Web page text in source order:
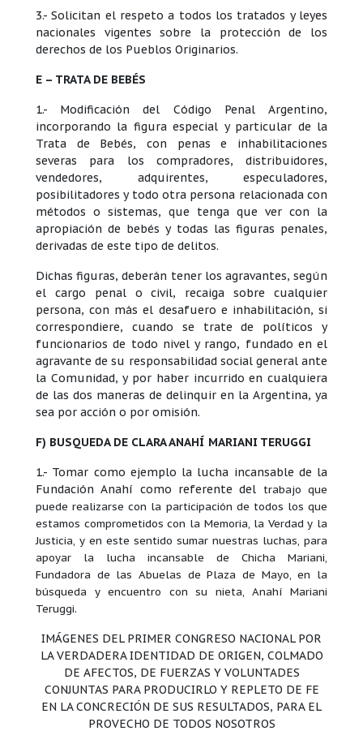
3.- Solicitan el respeto a todos los tratados y leyes
nacionales vigentes sobre la protección de los
derechos de los Pueblos Originarios.
E – TRATA DE BEBÉS
1.- Modificación del Código Penal Argentino,
incorporando la figura especial y particular de la
Trata de Bebés, con penas e inhabilitaciones
severas para los compradores, distribuidores,
vendedores, adquirentes, especuladores,
posibilitadores y todo otra persona relacionada con
métodos o sistemas, que tenga que ver con la
apropiación de bebés y todas las figuras penales,
derivadas de este tipo de delitos.
Dichas figuras, deberán tener los agravantes, según
el cargo penal o civil, recaiga sobre cualquier
persona, con más el desafuero e inhabilitación, si
correspondiere, cuando se trate de políticos y
funcionarios de todo nivel y rango, fundado en el
agravante de su responsabilidad social general ante
la Comunidad, y por haber incurrido en cualquiera
de las dos maneras de delinquir en la Argentina, ya
sea por acción o por omisión.
F) BUSQUEDA DE CLARA ANAHÍ MARIANI TERUGGI
1.- Tomar como ejemplo la lucha incansable de la
Fundación Anahí como referente del trabajo que
puede realizarse con la participación de todos los que
estamos comprometidos con la Memoria, la Verdad y la
Justicia, y en este sentido sumar nuestras luchas, para
apoyar la lucha incansable de Chicha Mariani,
Fundadora de las Abuelas de Plaza de Mayo, en la
búsqueda y encuentro con su nieta, Anahí Mariani
Teruggi.
IMÁGENES DEL PRIMER CONGRESO NACIONAL POR
LA VERDADERA IDENTIDAD DE ORIGEN, COLMADO
DE AFECTOS, DE FUERZAS Y VOLUNTADES
CONJUNTAS PARA PRODUCIRLO Y REPLETO DE FE
EN LA CONCRECIÓN DE SUS RESULTADOS, PARA EL
PROVECHO DE TODOS NOSOTROS